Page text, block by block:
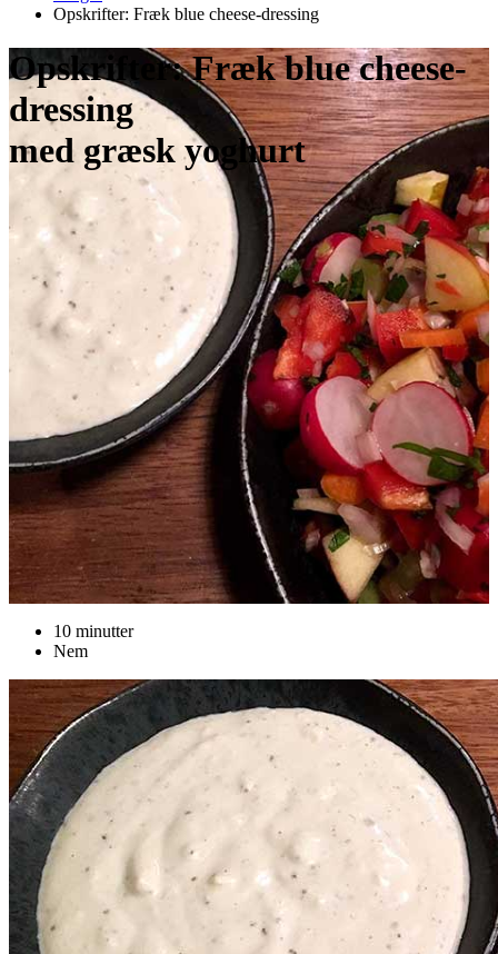
Opskrifter: Fræk blue cheese-dressing
Opskrifter: Fræk blue cheese-
dressing
med græsk yoghurt
10 minutter
Nem